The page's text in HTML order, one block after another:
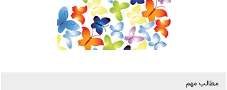
مطالب مهم